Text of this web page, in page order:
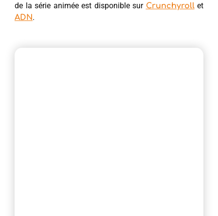
de la série animée est disponible sur Crunchyrollet
ADN.